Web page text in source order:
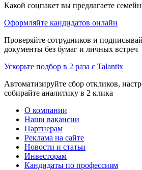
Какой соцпакет вы предлагаете
Оформляйте кандидатов онлайн
Проверяйте сотрудников и
документы без бумаг и личных встреч
Ускорьте подбор в 2 раза с Talantix
Автоматизируйте сбор откликов,
собирайте аналитику в 2 клика
О компании
Наши вакансии
Партнерам
Реклама на сайте
Новости и статьи
Инвесторам
Кандидаты по профессиям